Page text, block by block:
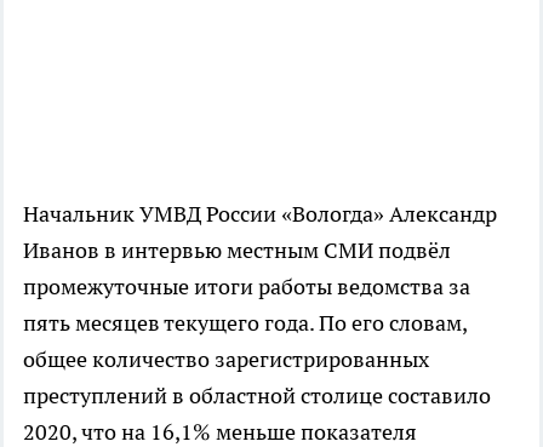
Начальник УМВД России «Вологда» Александр
Иванов в интервью местным СМИ подвёл
промежуточные итоги работы ведомства за
пять месяцев текущего года. По его словам,
общее количество зарегистрированных
преступлений в областной столице составило
2020, что на 16,1% меньше показателя